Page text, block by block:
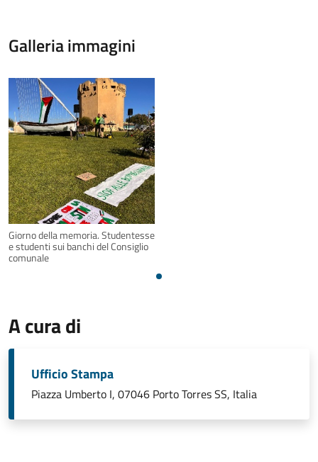
Galleria immagini
Giorno della memoria. Studentesse
e studenti sui banchi del Consiglio
comunale
A cura di
Ufficio Stampa
Piazza Umberto I, 07046 Porto Torres SS, Italia